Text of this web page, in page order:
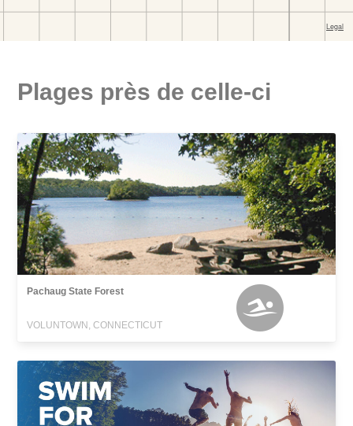
Plages près de celle-ci
Pachaug State Forest
VOLUNTOWN, CONNECTICUT